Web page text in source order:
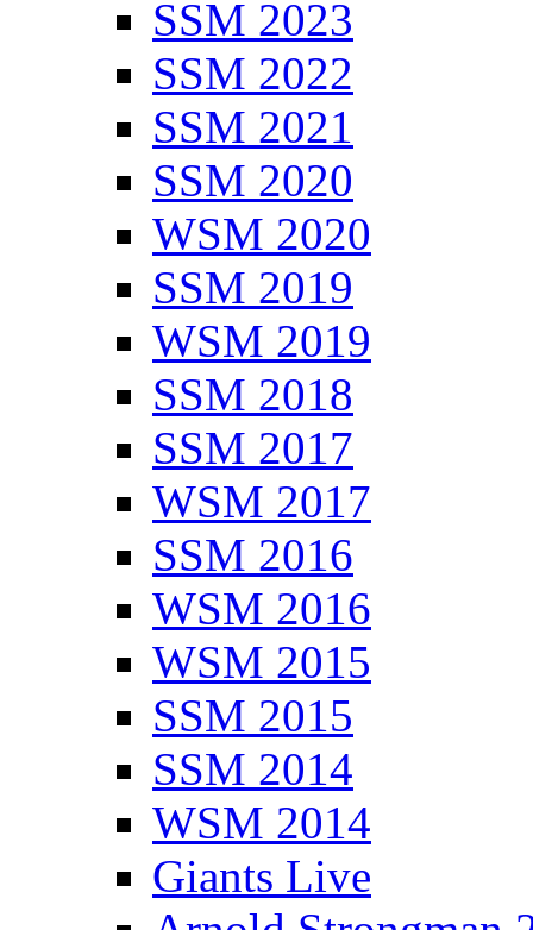
SSM 2023
SSM 2022
SSM 2021
SSM 2020
WSM 2020
SSM 2019
WSM 2019
SSM 2018
SSM 2017
WSM 2017
SSM 2016
WSM 2016
WSM 2015
SSM 2015
SSM 2014
WSM 2014
Giants Live